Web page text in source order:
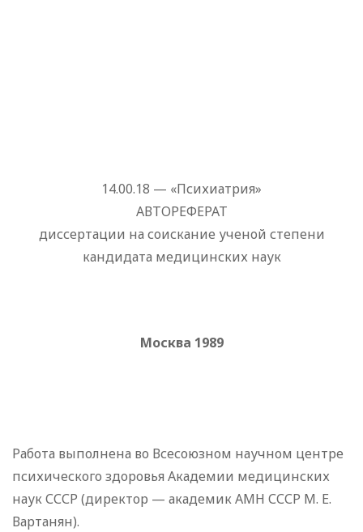
14.00.18 — «Психиатрия»
АВТОРЕФЕРАТ
диссертации на соискание ученой степени
кандидата медицинских наук
Москва 1989
Работа выполнена во Всесоюзном научном центре
психического здоровья Академии медицинских
наук СССР (директор — академик АМН СССР М. Е.
Вартанян).